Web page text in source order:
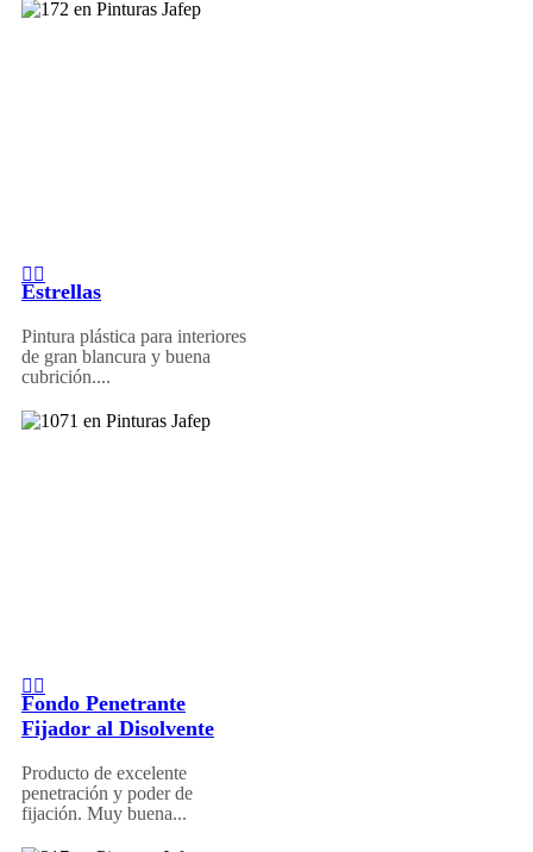
Estrellas
Pintura plástica para interiores
de gran blancura y buena
cubrición....
Fondo Penetrante
Fijador al Disolvente
Producto de excelente
penetración y poder de
fijación. Muy buena...